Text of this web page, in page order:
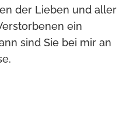
der Lieben und aller
ein
sind Sie bei mir an